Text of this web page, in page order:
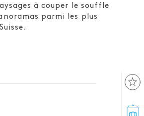
à couper le souffle
parmi les plus